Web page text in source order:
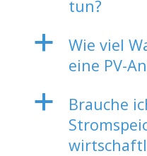
tun?
a
Wie viel
eine PV-
a
Brauche